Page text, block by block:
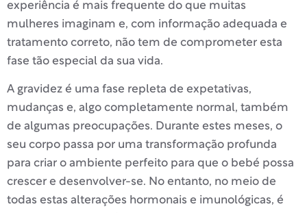
experiência é mais frequente do que muitas
mulheres imaginam e, com informação adequada e
tratamento correto, não tem de comprometer esta
fase tão especial da sua vida.
A gravidez é uma fase repleta de expetativas,
mudanças e, algo completamente normal, também
de algumas preocupações. Durante estes meses, o
seu corpo passa por uma transformação profunda
para criar o ambiente perfeito para que o bebé possa
crescer e desenvolver-se. No entanto, no meio de
todas estas alterações hormonais e imunológicas, é